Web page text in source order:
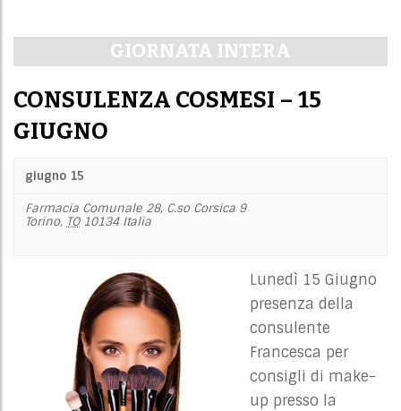
i
e
s
g
o
n
Navigazione
GIORNATA INTERA
CONSULENZA COSMESI – 15
GIUGNO
giugno 15
Farmacia Comunale 28, C.so Corsica 9
Torino, TO 10134 Italia
Lunedì 15 Giugno
presenza della
consulente
Francesca per
consigli di make-
up presso la